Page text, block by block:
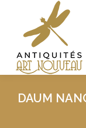
DAUM